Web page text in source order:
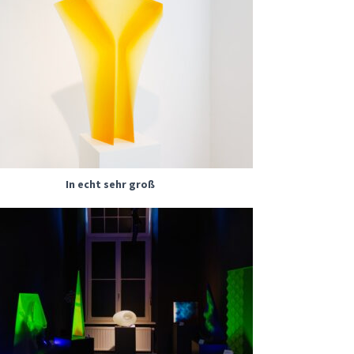
In echt sehr groß